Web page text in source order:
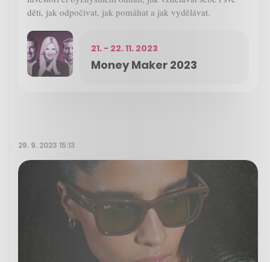
děti, jak odpočívat, jak pomáhat a jak vydělávat.
21. - 22. 11. 2023
Money Maker 2023
29. 9. 2023 15:13